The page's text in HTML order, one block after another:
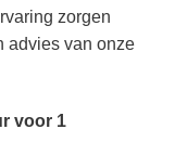
zorgen
advies van onze
voor 1